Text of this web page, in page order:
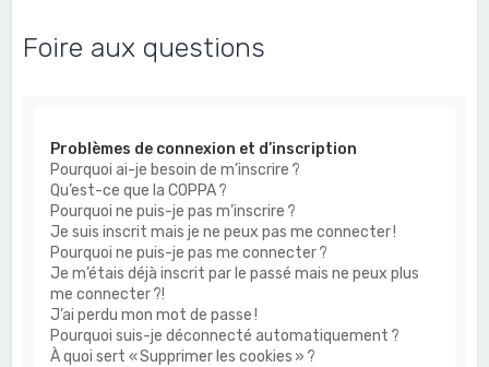
Foire aux questions
Problèmes de connexion et d’inscription
Pourquoi ai-je besoin de m’inscrire ?
Qu’est-ce que la COPPA ?
Pourquoi ne puis-je pas m’inscrire ?
Je suis inscrit mais je ne peux pas me connecter !
Pourquoi ne puis-je pas me connecter ?
Je m’étais déjà inscrit par le passé mais ne peux plus
me connecter ?!
J’ai perdu mon mot de passe !
Pourquoi suis-je déconnecté automatiquement ?
À quoi sert « Supprimer les cookies » ?